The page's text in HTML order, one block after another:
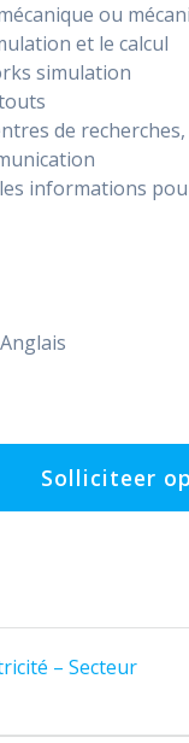
ou
et le calcul
simulation
de
informations
– Secteur